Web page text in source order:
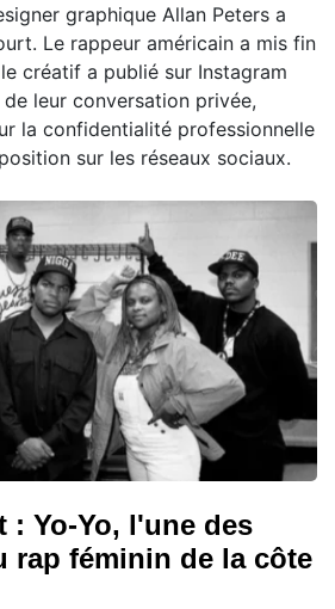
graphique Allan Peters a
Le rappeur américain a mis fin
créatif a publié sur Instagram
leur conversation privée,
la confidentialité professionnelle
sur les réseaux sociaux.
: Yo-Yo, l'une des
rap féminin de la côte